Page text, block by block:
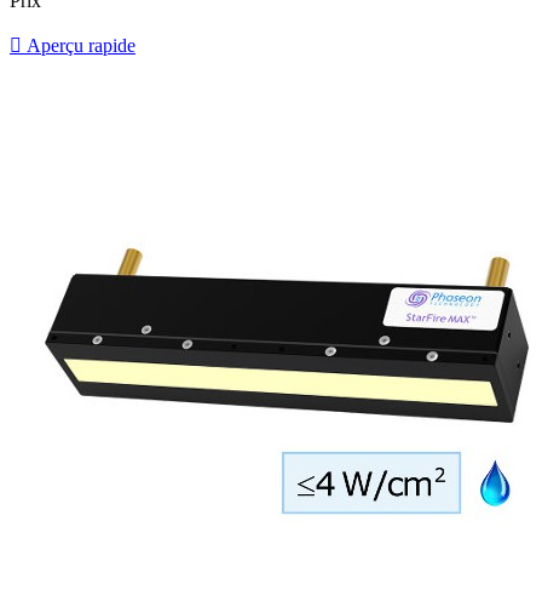
 Aperçu rapide